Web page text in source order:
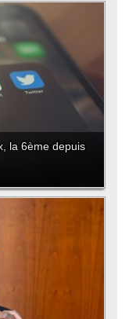
la 6ème depuis